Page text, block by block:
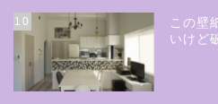
10
この壁
いけど